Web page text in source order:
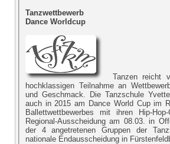
Tanzwettbewerb
Dance Worldcup
Tanzen reicht
hochklassigen Teilnahme an
und Geschmack. Die Tanzschule
auch in 2015 am Dance World Cup im
Ballettwettbewerbes mit ihren Hip-
Regional-Ausscheidung am 08.03. in
der 4 angetretenen Gruppen der
nationale Endausscheidung in